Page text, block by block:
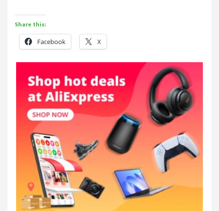
Share this:
Facebook X